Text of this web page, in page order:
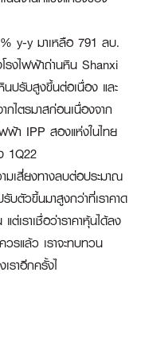
y-y มาเหลือ 791 ลบ.
รงไฟฟ้าถ่านหิน Shanxi
นปรับสูงขึ้นต่อเนื่อง และ
ไตรมาสก่อนเนื่องจาก
ฟฟ้า IPP สองแห่งในไทย
1Q22
มเสี่ยงทางลบต่อประมาณ
บตัวขึ้นมาสูงกว่าที่เราคาด
ต่เราเชื่อว่าราคาหุ้นได้ลง
รแล้ว เราจะทบทวน
เราอีกครั้งไ